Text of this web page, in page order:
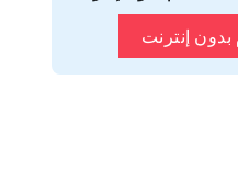
بدون إنترنت